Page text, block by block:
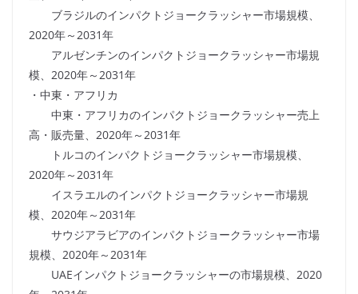
ブラジルのインパクトジョークラッシャー市場規模、
2020年～2031年
アルゼンチンのインパクトジョークラッシャー市場規
模、2020年～2031年
・中東・アフリカ
中東・アフリカのインパクトジョークラッシャー売上
高・販売量、2020年～2031年
トルコのインパクトジョークラッシャー市場規模、
2020年～2031年
イスラエルのインパクトジョークラッシャー市場規
模、2020年～2031年
サウジアラビアのインパクトジョークラッシャー市場
規模、2020年～2031年
UAEインパクトジョークラッシャーの市場規模、2020